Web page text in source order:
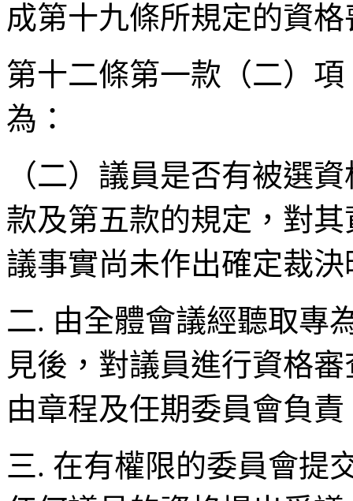
成第十九條所規定的資
第十二條第一款（二）
為：
（二）議員是否有被選
款及第五款的規定，對
議事實尚未作出確定裁
二. 由全體會議經聽取專
見後，對議員進行資格
由章程及任期委員會負責
三. 在有權限的委員會提